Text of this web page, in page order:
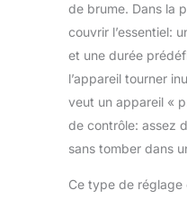
de brume. Dans la
couvrir l’essentiel:
et une durée
l’appareil tourner
veut un appareil «
de contrôle: assez
sans tomber dans
Ce type de réglage